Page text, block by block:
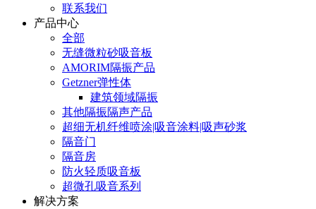
联系我们
产品中心
全部
无缝微粒砂吸音板
AMORIM隔振产品
Getzner弹性体
建筑领域隔振
其他隔振隔声产品
超细无机纤维喷涂|吸音涂料|吸声砂浆
隔音门
隔音房
防火轻质吸音板
超微孔吸音系列
解决方案